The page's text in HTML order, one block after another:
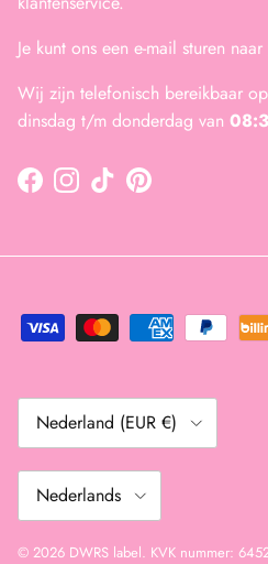
Je kunt ons een e-mail sturen naar
Wij zijn telefonisch bereikbaar op
dinsdag t/m donderdag van
FacebookInstagram
TikTokPinterest
Land/Regio
Nederland (EUR €)
Taal
Nederlands
© 2026 DWRS label. KVK nummer: